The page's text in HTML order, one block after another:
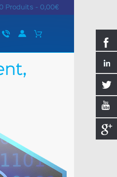
0 Produits - 0,00€